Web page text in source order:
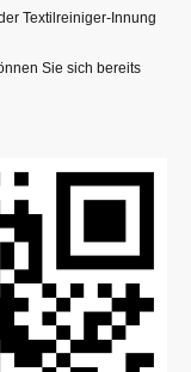
Textilreiniger-Innung
Sie sich bereits